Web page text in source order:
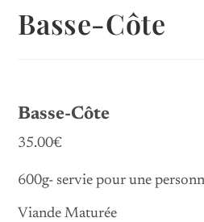
Basse-Côte
Basse-Côte
35.00€
600g- servie pour une
Viande Maturée